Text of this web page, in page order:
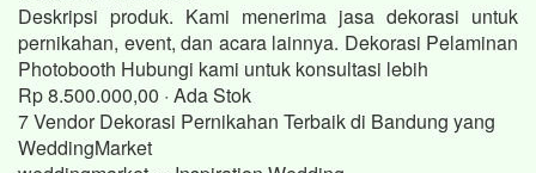
Deskripsi produk. Kami menerima jasa dekorasi untuk
pernikahan, event, dan acara lainnya. Dekorasi Pelaminan
Photobooth Hubungi kami untuk konsultasi lebih
Rp 8.500.000,00 · ‎Ada Stok
7 Vendor Dekorasi Pernikahan Terbaik di Bandung yang
WeddingMarket